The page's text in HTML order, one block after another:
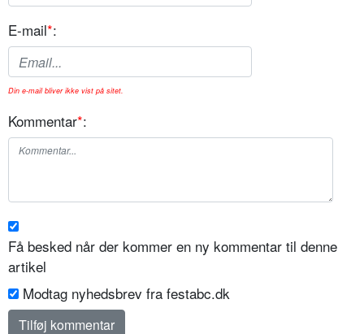
E-mail*:
Din e-mail bliver ikke vist på sitet.
Kommentar*:
Få besked når der kommer en ny kommentar til denne
artikel
Modtag nyhedsbrev fra festabc.dk